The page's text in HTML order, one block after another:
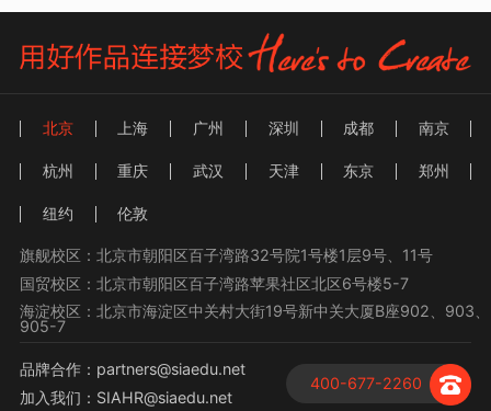
北京 上海 广州 深圳 成都 南京
杭州 重庆 武汉 天津 东京 郑州
纽约 伦敦
旗舰校区：北京市朝阳区百子湾路32号院1号楼1层9号、11号
国贸校区：北京市朝阳区百子湾路苹果社区北区6号楼5-7
海淀校区：北京市海淀区中关村大街19号新中关大厦B座902、903、
905-7
400-677-2260
品牌合作：partners@siaedu.net
加入我们：SIAHR@siaedu.net